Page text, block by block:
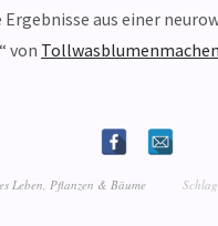
aus einer
von
Leben Pflanzen & Bäume